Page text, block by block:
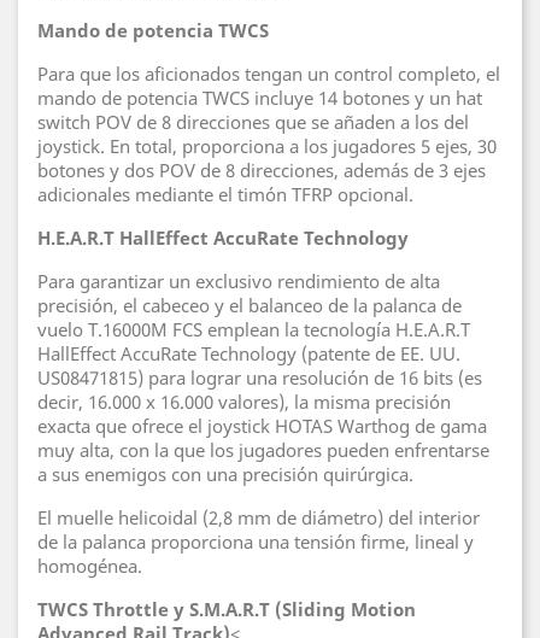
Mando de potencia TWCS
Para que los aficionados tengan un control completo, el
mando de potencia TWCS incluye 14 botones y un hat
switch POV de 8 direcciones que se añaden a los del
joystick. En total, proporciona a los jugadores 5 ejes, 30
botones y dos POV de 8 direcciones, además de 3 ejes
adicionales mediante el timón TFRP opcional.
H.E.A.R.T HallEffect AccuRate Technology
Para garantizar un exclusivo rendimiento de alta
precisión, el cabeceo y el balanceo de la palanca de
vuelo T.16000M FCS emplean la tecnología H.E.A.R.T
HallEffect AccuRate Technology (patente de EE. UU.
US08471815) para lograr una resolución de 16 bits (es
decir, 16.000 x 16.000 valores), la misma precisión
exacta que ofrece el joystick HOTAS Warthog de gama
muy alta, con la que los jugadores pueden enfrentarse
a sus enemigos con una precisión quirúrgica.
El muelle helicoidal (2,8 mm de diámetro) del interior
de la palanca proporciona una tensión firme, lineal y
homogénea.
TWCS Throttle y S.M.A.R.T (Sliding Motion
Advanced Rail Track)<